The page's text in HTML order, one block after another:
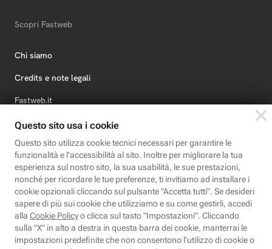
Scopri Fastweb
Chi siamo
Credits e note legali
Fastweb.it
Formazione
Fastweb Digital Academy
STEP FuturAbility District